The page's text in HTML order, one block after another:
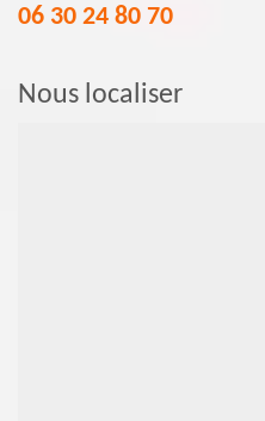
06 30 24 80 70
Nous localiser